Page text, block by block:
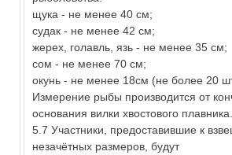
щука - не менее 40 см;
судак - не менее 42 см;
жерех, голавль, язь - не менее 35 см;
сом - не менее 70 см;
окунь - не менее 18см (не более 20
Измерение рыбы производится от
основания вилки хвостового плавника.
5.7 Участники, предоставившие к
незачётных размеров, будут